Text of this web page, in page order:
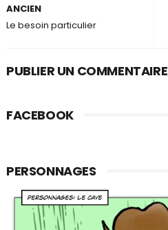
ANCIEN
Le besoin particulier
PUBLIER UN COMMENTAIRE
FACEBOOK
PERSONNAGES